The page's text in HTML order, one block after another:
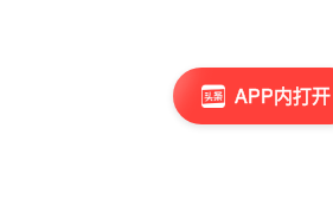
APP内打开